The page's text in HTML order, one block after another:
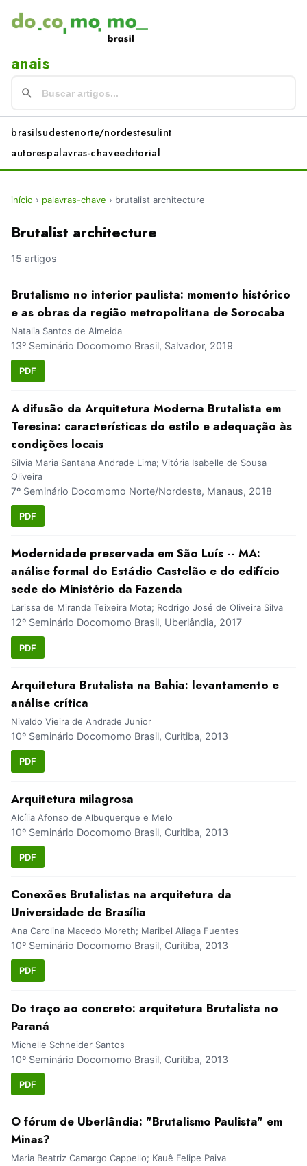
anais
brasilsudestenorte/nordestesulint
autorespalavras-chaveeditorial
início › palavras-chave › brutalist architecture
Brutalist architecture
15 artigos
Brutalismo no interior paulista: momento histórico
e as obras da região metropolitana de Sorocaba
Natalia Santos de Almeida
13º Seminário Docomomo Brasil, Salvador, 2019
PDF
A difusão da Arquitetura Moderna Brutalista em
Teresina: características do estilo e adequação às
condições locais
Silvia Maria Santana Andrade Lima; Vitória Isabelle de Sousa
Oliveira
7º Seminário Docomomo Norte/Nordeste, Manaus, 2018
PDF
Modernidade preservada em São Luís -- MA:
análise formal do Estádio Castelão e do edifício
sede do Ministério da Fazenda
Larissa de Miranda Teixeira Mota; Rodrigo José de Oliveira Silva
12º Seminário Docomomo Brasil, Uberlândia, 2017
PDF
Arquitetura Brutalista na Bahia: levantamento e
análise crítica
Nivaldo Vieira de Andrade Junior
10º Seminário Docomomo Brasil, Curitiba, 2013
PDF
Arquitetura milagrosa
Alcília Afonso de Albuquerque e Melo
10º Seminário Docomomo Brasil, Curitiba, 2013
PDF
Conexões Brutalistas na arquitetura da
Universidade de Brasília
Ana Carolina Macedo Moreth; Maribel Aliaga Fuentes
10º Seminário Docomomo Brasil, Curitiba, 2013
PDF
Do traço ao concreto: arquitetura Brutalista no
Paraná
Michelle Schneider Santos
10º Seminário Docomomo Brasil, Curitiba, 2013
PDF
O fórum de Uberlândia: "Brutalismo Paulista" em
Minas?
Maria Beatriz Camargo Cappello; Kauê Felipe Paiva